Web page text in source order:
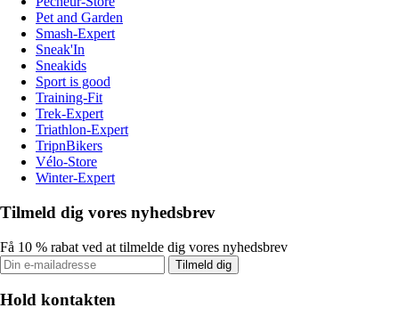
Pet and Garden
Smash-Expert
Sneak'In
Sneakids
Sport is good
Training-Fit
Trek-Expert
Triathlon-Expert
TripnBikers
Vélo-Store
Winter-Expert
Tilmeld dig vores nyhedsbrev
Få 10 % rabat ved at tilmelde dig vores nyhedsbrev
Tilmeld dig
Hold kontakten